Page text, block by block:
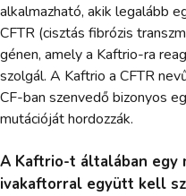
alkalmazható, akik legalább
CFTR (cisztás fibrózis
génen, amely a Kaftrio-ra
szolgál. A Kaftrio a CFTR
CF-ban szenvedő bizonyos
mutációját hordozzák.
A Kaftrio-t általában egy
ivakaftorral együtt kell